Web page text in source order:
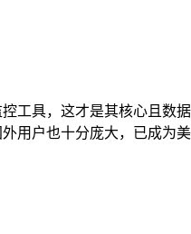
工具，这才是其核心且数
用户也十分庞大，已成为